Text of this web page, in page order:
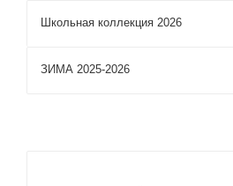
Школьная коллекция 2026
ЗИМА 2025-2026